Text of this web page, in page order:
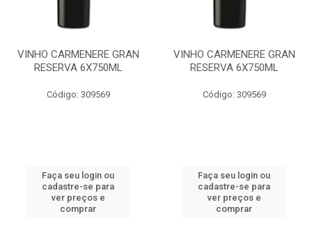
VINHO CARMENERE GRAN
RESERVA 6X750ML
Código: 309569
Faça seu login ou
cadastre-se para
ver preços e
comprar
VINHO CARMENERE GRAN
RESERVA 6X750ML
Código: 309569
Faça seu login ou
cadastre-se para
ver preços e
comprar